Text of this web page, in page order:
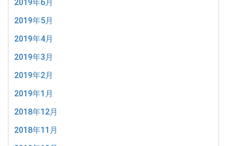
2019年6月
2019年5月
2019年4月
2019年3月
2019年2月
2019年1月
2018年12月
2018年11月